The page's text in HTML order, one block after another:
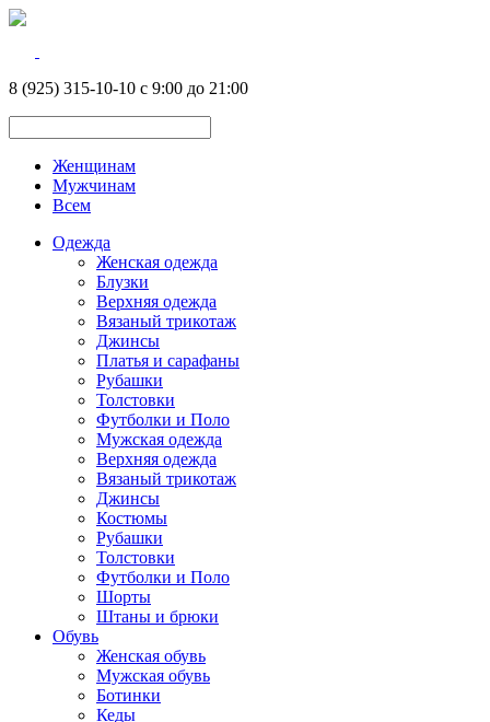
8 (925) 315-10-10 с 9:00 до 21:00
Женщинам
Мужчинам
Всем
Одежда
Женская одежда
Блузки
Верхняя одежда
Вязаный трикотаж
Джинсы
Платья и сарафаны
Рубашки
Толстовки
Футболки и Поло
Мужская одежда
Верхняя одежда
Вязаный трикотаж
Джинсы
Костюмы
Рубашки
Толстовки
Футболки и Поло
Шорты
Штаны и брюки
Обувь
Женская обувь
Мужская обувь
Ботинки
Кеды